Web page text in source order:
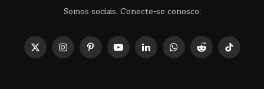
Somos sociais. Conecte-se conosco:
X
InstagramPinterestYouTubeLinkedInWhatsApp
Reddit TikTok